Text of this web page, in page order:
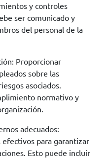
y controles
ser comunicado y
del personal de la
Proporcionar
sobre las
asociados.
normativo y
adecuados:
para garantizar
Esto puede incluir